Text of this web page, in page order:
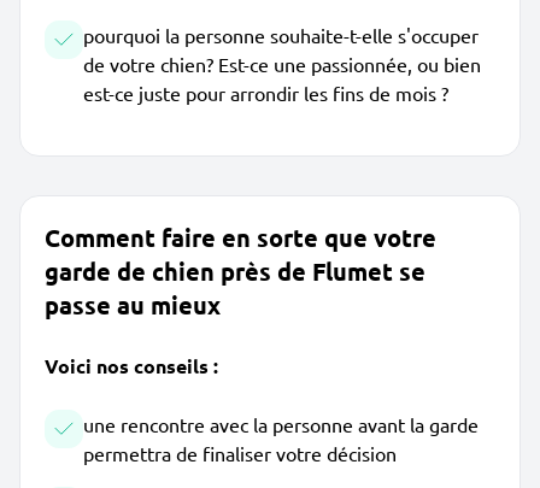
pourquoi la personne souhaite-t-elle s'occuper
de votre chien? Est-ce une passionnée, ou bien
est-ce juste pour arrondir les fins de mois ?
Comment faire en sorte que votre
garde de chien près de Flumet se
passe au mieux
Voici nos conseils :
une rencontre avec la personne avant la garde
permettra de finaliser votre décision